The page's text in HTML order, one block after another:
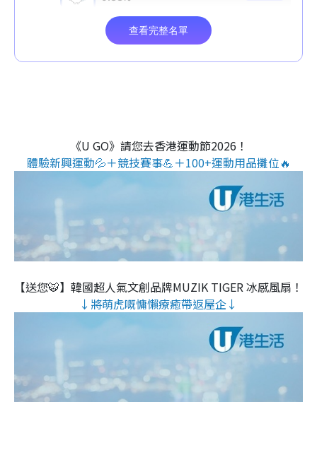
《U GO》請您去香港運動節2026！
體驗新興運動💦＋競技賽事💪＋100+運動用品攤位🔥
【送您🐯】韓國超人氣文創品牌MUZIK TIGER 冰感風扇！
↓將萌虎嘅慵懶療癒帶返屋企↓